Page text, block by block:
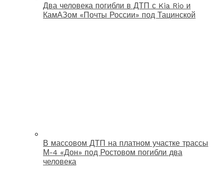
Два человека погибли в ДТП с Kia Rio и
КамАЗом «Почты России» под Тацинской
В массовом ДТП на платном участке трассы
М-4 «Дон» под Ростовом погибли два
человека